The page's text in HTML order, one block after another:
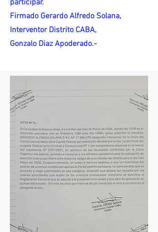
participar.
Firmado Gerardo Alfredo Solana,
Interventor Distrito CABA,
Gonzalo Diaz Apoderado.-